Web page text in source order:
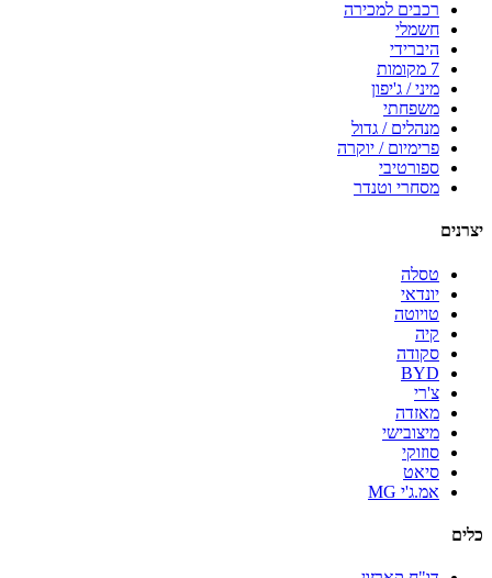
רכבים למכירה
חשמלי
היברידי
7 מקומות
מיני / ג'יפון
משפחתי
מנהלים / גדול
פרימיום / יוקרה
ספורטיבי
מסחרי וטנדר
יצרנים
טסלה
יונדאי
טויוטה
קיה
סקודה
BYD
צ'רי
מאזדה
מיצובישי
סוזוקי
סיאט
אמ.ג'י MG
כלים